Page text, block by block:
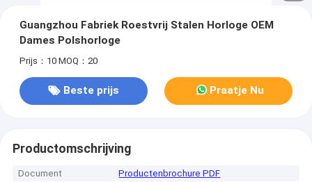
Guangzhou Fabriek Roestvrij Stalen Horloge OEM
Dames Polshorloge
Prijs：10 MOQ：20
Beste prijs Praatje Nu
Productomschrijving
Document
Productenbrochure PDF